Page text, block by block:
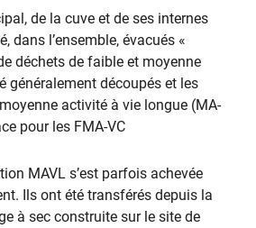
de la cuve et de ses internes
dans l’ensemble, évacués «
déchets de faible et moyenne
généralement découpés et les
activité à vie longue (MA-
pour les FMA-VC
MAVL s’est parfois achevée
Ils ont été transférés depuis la
à sec construite sur le site de